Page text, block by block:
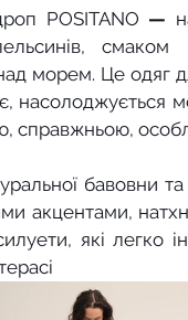
POSITANO —
морем. Це одяг
справжньою,
бавовни
акцентами,
які